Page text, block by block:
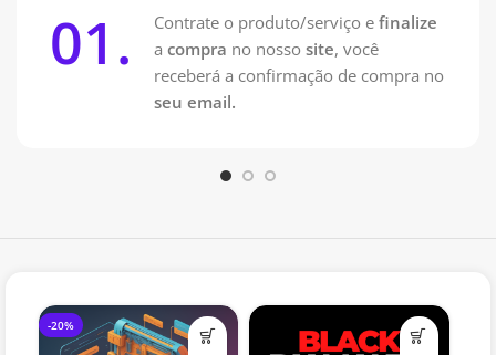
Padronização e revisão de texto para uma
comunicação eficaz
Criação personalizada de banners, ícones e favicon
Alavanque Suas Vendas!
01. Contrate o produto/serviço efinalize
acompra no nossosite, você
receberá a confirmação de compra no
seu email.
-20%